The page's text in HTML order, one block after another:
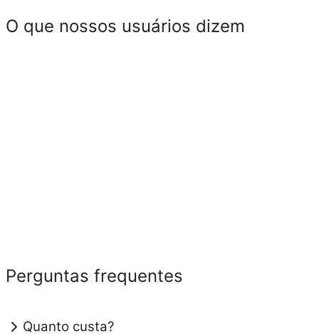
O que nossos usuários dizem
Perguntas frequentes
Quanto custa?